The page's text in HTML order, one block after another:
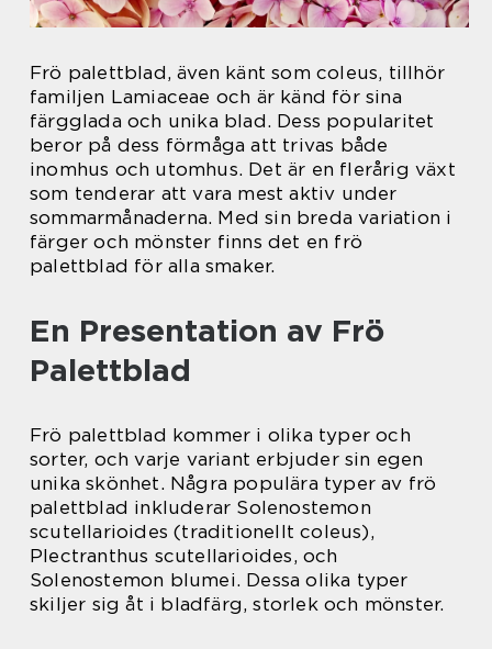
Frö palettblad, även känt som coleus, tillhör
familjen Lamiaceae och är känd för sina
färgglada och unika blad. Dess popularitet
beror på dess förmåga att trivas både
inomhus och utomhus. Det är en flerårig växt
som tenderar att vara mest aktiv under
sommarmånaderna. Med sin breda variation i
färger och mönster finns det en frö
palettblad för alla smaker.
En Presentation av Frö
Palettblad
Frö palettblad kommer i olika typer och
sorter, och varje variant erbjuder sin egen
unika skönhet. Några populära typer av frö
palettblad inkluderar Solenostemon
scutellarioides (traditionellt coleus),
Plectranthus scutellarioides, och
Solenostemon blumei. Dessa olika typer
skiljer sig åt i bladfärg, storlek och mönster.